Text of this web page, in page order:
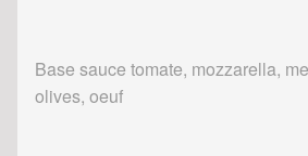
Base sauce tomate, mozzarella,
olives, oeuf